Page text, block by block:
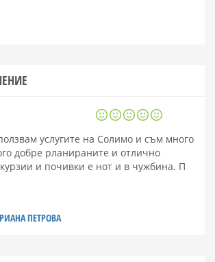
услугите на Солимо и съм много
добре рланираните и отлично
и почивки е нот и в чужбина. П
ПЕТРОВА